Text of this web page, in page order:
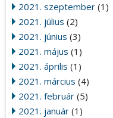
2021. szeptember (1)
2021. július (2)
2021. június (3)
2021. május (1)
2021. április (1)
2021. március (4)
2021. február (5)
2021. január (1)